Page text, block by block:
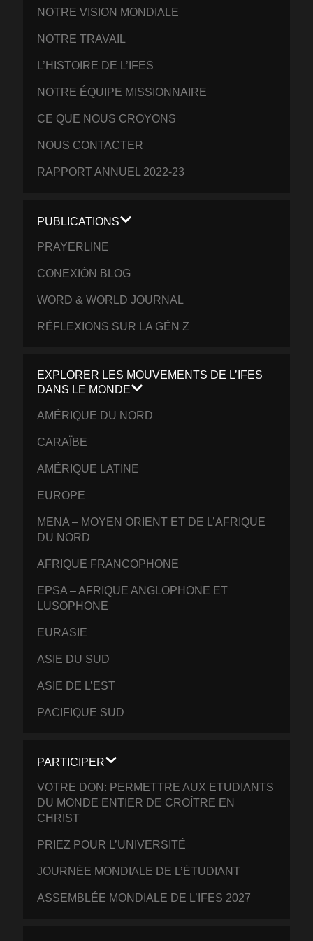
NOTRE VISION MONDIALE
NOTRE TRAVAIL
L’HISTOIRE DE L’IFES
NOTRE ÉQUIPE MISSIONNAIRE
CE QUE NOUS CROYONS
NOUS CONTACTER
RAPPORT ANNUEL 2022-23
PUBLICATIONS
PRAYERLINE
CONEXIÓN BLOG
WORD & WORLD JOURNAL
RÉFLEXIONS SUR LA GÉN Z
EXPLORER LES MOUVEMENTS DE L’IFES
DANS LE MONDE
AMÉRIQUE DU NORD
CARAÏBE
AMÉRIQUE LATINE
EUROPE
MENA – MOYEN ORIENT ET DE L’AFRIQUE
DU NORD
AFRIQUE FRANCOPHONE
EPSA – AFRIQUE ANGLOPHONE ET
LUSOPHONE
EURASIE
ASIE DU SUD
ASIE DE L’EST
PACIFIQUE SUD
PARTICIPER
VOTRE DON: PERMETTRE AUX ETUDIANTS
DU MONDE ENTIER DE CROÎTRE EN
CHRIST
PRIEZ POUR L’UNIVERSITÉ
JOURNÉE MONDIALE DE L’ÉTUDIANT
ASSEMBLÉE MONDIALE DE L’IFES 2027